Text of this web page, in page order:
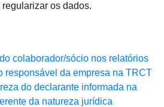
regularizar os dados.
colaborador/sócio nos relatórios
responsável da empresa na TRCT
do declarante informada na
da natureza jurídica